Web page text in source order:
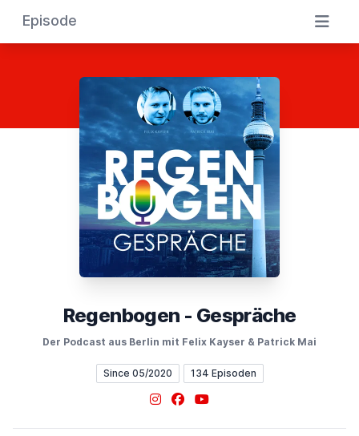
Episode
Regenbogen - Gespräche
Der Podcast aus Berlin mit Felix Kayser & Patrick Mai
Since 05/2020 134 Episoden
Instagram
Facebook
YouTube